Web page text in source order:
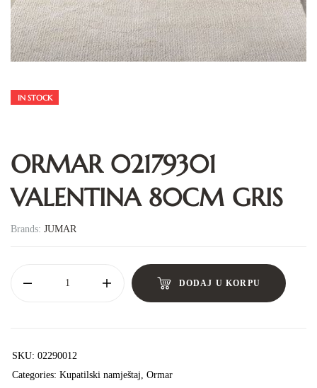
IN STOCK
ORMAR 02179301
VALENTINA 80CM GRIS
Brands: JUMAR
DODAJ U KORPU
SKU: 02290012
Categories: Kupatilski namještaj, Ormar